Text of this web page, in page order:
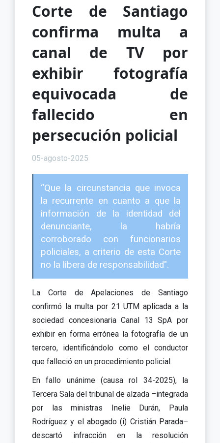
Corte de Santiago
confirma multa a
canal de TV por
exhibir fotografía
equivocada de
fallecido en
persecución policial
05-agosto-2025
“Que la circunstancia que invoca
la recurrente en cuanto a que la
información de la identidad del
denunciante, la habría
corroborado con funcionarios
policiales, a criterio de esta Corte
no la libera de responsabilidad".
La Corte de Apelaciones de Santiago
confirmó la multa por 21 UTM aplicada a la
sociedad concesionaria Canal 13 SpA por
exhibir en forma errónea la fotografía de un
tercero, identificándolo como el conductor
que falleció en un procedimiento policial.
En fallo unánime (causa rol 34-2025), la
Tercera Sala del tribunal de alzada –integrada
por las ministras Inelie Durán, Paula
Rodríguez y el abogado (i) Cristián Parada–
descartó infracción en la resolución